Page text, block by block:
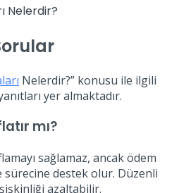
Nelerdir?
Nelerdir?” konusu ile ilgili
yer almaktadır.
mı?
sağlamaz, ancak ödem
sürecine destek olur. Düzenli
azaltabilir.